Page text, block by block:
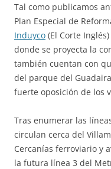
Tal como publicamos
Plan Especial de
Induyco (El Corte
donde se proyecta la
también cuentan con
del parque del
fuerte oposición de los
Tras enumerar las
circulan cerca del
Cercanías ferroviario y
la futura línea 3 del